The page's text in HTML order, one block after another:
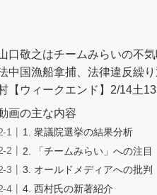
口敬之はチームみらいの不
中国漁船拿捕、法律違反繰
【ウィークエンド】2/14土
画の主な内容
1. 衆議院選挙の結果分析
2. 「チームみらい」への注目
3. オールドメディアへの批判
4. 西村氏の新著紹介